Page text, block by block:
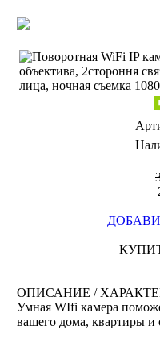
ОПИСАНИЕ /
Умная WIfi камера
вашего дома, квартиры и